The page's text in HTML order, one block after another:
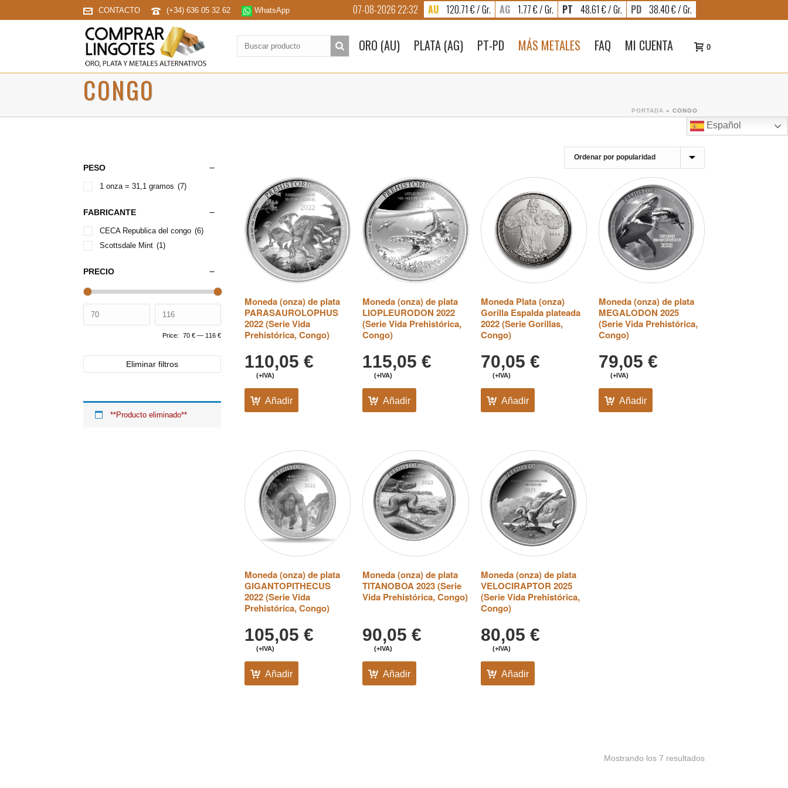
CONTACTO (+34) 636 05 32 62 WhatsApp 07-08-2026 22:32 AU 120.71 € / Gr. AG 1.77 € / Gr. PT 48.61 € / Gr. PD 38.40 € / Gr.
Buscar
producto: ORO (AU) PLATA (AG) PT-PD MÁS METALES FAQ MI CUENTA 0
CONGO
PORTADA » CONGO
Español
Moneda (onza) de plata
PARASAUROLOPHUS
2022 (Serie Vida
Prehistórica, Congo)
110,05 €
(+IVA)
Añadir
Moneda (onza) de plata
LIOPLEURODON 2022
(Serie Vida Prehistórica,
Congo)
115,05€
(+IVA)
Añadir
Moneda Plata (onza)
Gorilla Espalda plateada
2022 (Serie Gorillas,
Congo)
70,05 €
(+IVA)
Añadir
Moneda (onza) de plata
MEGALODON 2025
(Serie Vida Prehistórica,
Congo)
79,05 €
(+IVA)
Añadir
Moneda (onza) de plata
GIGANTOPITHECUS
2022 (Serie Vida
Prehistórica, Congo)
105,05 €
(+IVA)
Añadir
Moneda (onza) de plata
TITANOBOA 2023 (Serie
Vida Prehistórica, Congo)
90,05€
(+IVA)
Añadir
Moneda (onza) de plata
VELOCIRAPTOR 2025
(Serie Vida Prehistórica,
Congo)
80,05 €
(+IVA)
Añadir
Mostrando los 7 resultados
PESO
1 onza = 31,1 gramos (7)
FABRICANTE
CECA Republica del congo (6)
Scottsdale Mint (1)
PRECIO
Price: 70 € — 116 €
Eliminar filtros
**Producto eliminado**